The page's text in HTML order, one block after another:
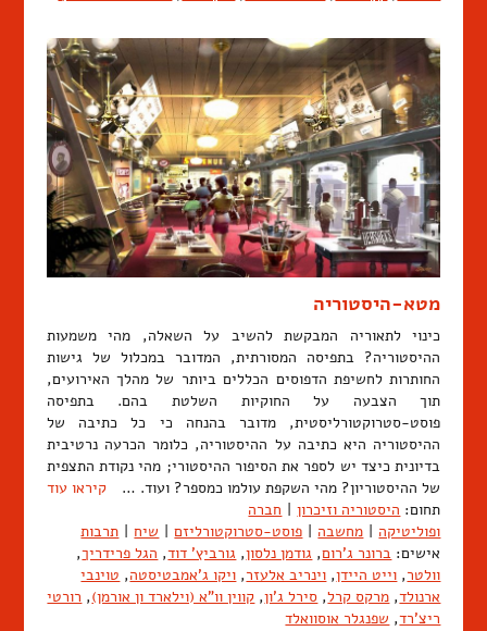
מטא-היסטוריה
כינוי לתאוריה המבקשת להשיב על השאלה, מהי משמעות
ההיסטוריה? בתפיסה המסורתית, המדובר במכלול של גישות
החותרות לחשיפת הדפוסים הכללים ביותר של מהלך האירועים,
תוך הצבעה על החוקיות השלטת בהם. בתפיסה
פוסט-סטרוקטורליסטית, מדובר בהנחה כי כל כתיבה של
ההיסטוריה היא כתיבה על ההיסטוריה, כלומר הכרעה נרטיבית
בדיונית כיצד יש לספר את הסיפור ההיסטורי; מהי נקודת התצפית
של ההיסטוריון? מהי השקפת עולמו כמספר? ועוד. … קיראו עוד
תחום: היסטוריה וזיכרון
חברה
ופוליטיקה
מחשבה פוסט-סטרוקטורליזם שיח
תרבות
אישים: ברונר ג'רום, גודמן נלסון, גורביץ' דוד, הגל פרידריך,
וולטר, וייט היידן, וינריב אלעזר, ויקו ג'אמבטיסטה, טוינבי
ארנולד, מרקס קרל, סירל ג'ון, קווין וו"א (וילארד ון אורמן), רורטי
ריצ'רד, שפנגלר אוסוואלד